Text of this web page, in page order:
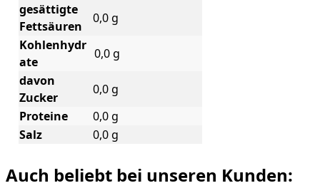
gesättigte
Fettsäuren
0,0 g
Kohlenhydr
ate
0,0 g
davon
Zucker
0,0 g
Proteine
0,0 g
Salz
0,0 g
Auch beliebt bei unseren Kunden: